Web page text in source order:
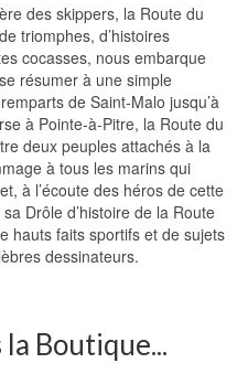
des skippers, la Route du
triomphes, d’histoires
cocasses, nous embarque
résumer à une simple
de Saint-Malo jusqu’à
à Pointe-à-Pitre, la Route du
deux peuples attachés à la
à tous les marins qui
à l’écoute des héros de cette
Drôle d’histoire de la Route
hauts faits sportifs et de sujets
dessinateurs.
Boutique...